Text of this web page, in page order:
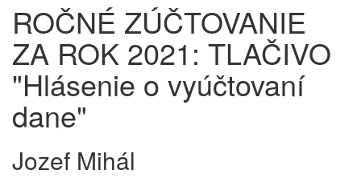
ROČNÉ ZÚČTOVANIE
ZA ROK 2021: TLAČIVO
"Hlásenie o vyúčtovaní
dane"
Jozef Mihál